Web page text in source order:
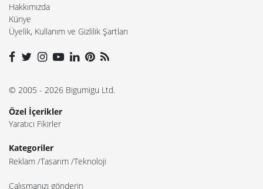
Hakkımızda
Künye
Üyelik, Kullanım ve Gizlilik Şartları
© 2005 - 2026 Bigumigu Ltd.
Özel İçerikler
Yaratıcı Fikirler
Kategoriler
Reklam Tasarım Teknoloji
Çalışmanızı gönderin